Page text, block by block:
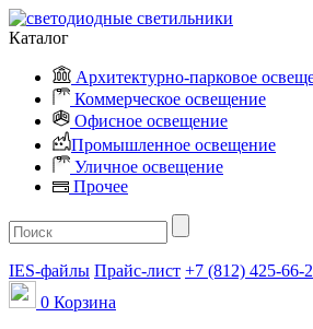
Каталог
Архитектурно-парковое
Коммерческое освещение
Офисное освещение
Промышленное освещение
Уличное освещение
Прочее
IES-файлы Прайс-лист +7 (812) 425-66-
0 Корзина